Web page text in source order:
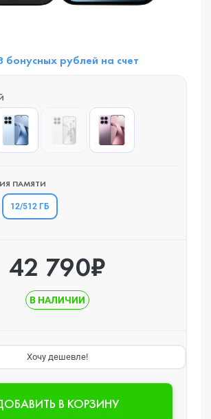
бонусных рублей на счет
ПАМЯТИ
12/512 ГБ
42 790₽
В НАЛИЧИИ
Хочу дешевле!
В КОРЗИНУ